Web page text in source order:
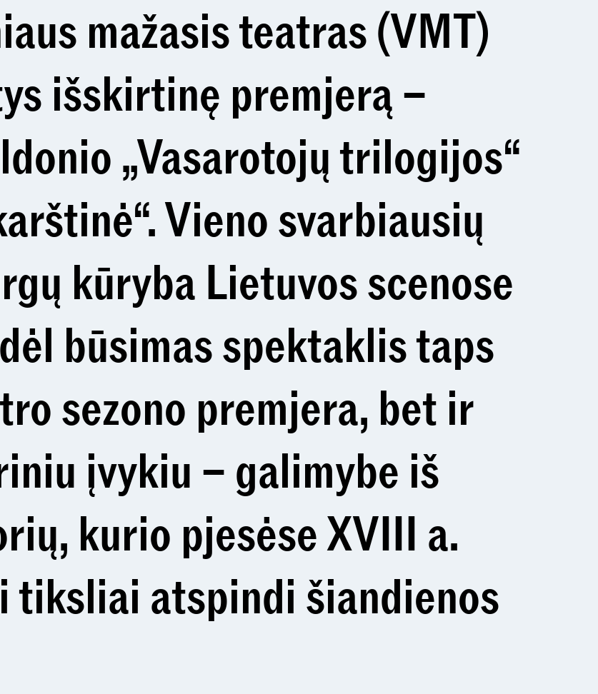
mažasis teatras (VMT)
išskirtinę premjerą –
„Vasarotojų trilogijos“
Vieno svarbiausių
kūryba Lietuvos scenose
būsimas spektaklis taps
sezono premjera, bet ir
įvykiu – galimybe iš
kurio pjesėse XVIII a.
tiksliai atspindi šiandienos